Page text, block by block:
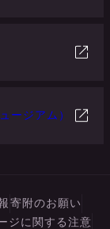
ージアム）
寄附のお願い
ジに関する注意